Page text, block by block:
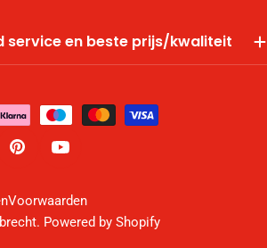
service en beste prijs/kwaliteit
PinterestYouTube
. Powered by Shopify
Voorwaarden